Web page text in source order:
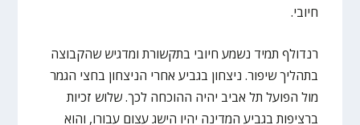
חיובי.
רנדולף תמיד נשמע חיובי בתקשורת ומדגיש שהקבוצה
בתהליך שיפור. ניצחון בגביע אחרי הניצחון בחצי הגמר
מול הפועל תל אביב יהיה ההוכחה לכך. שלוש זכיות
ברציפות בגביע המדינה יהיו הישג עצום עבורו, והוא